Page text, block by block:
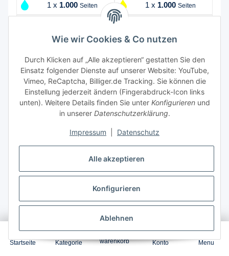
1 x 1.000 Seiten 1 x 1.000 Seiten
Garantierter Versand zum10.Aug.2026 ,
Bestellung innerhalb1 Tag 3 Stunden 34 Minuten
48,59 €
Startseite Kategorie
0
warenkorb Konto Menu
Wie wir Cookies & Co nutzen
Durch Klicken auf „Alle akzeptieren“ gestatten Sie den
Einsatz folgender Dienste auf unserer Website: YouTube,
Vimeo, ReCaptcha, Billiger.de Tracking. Sie können die
Einstellung jederzeit ändern (Fingerabdruck-Icon links
unten). Weitere Details finden Sie unter Konfigurierenund
in unserer Datenschutzerklärung.
Impressum Datenschutz
Alle akzeptieren
Konfigurieren
Ablehnen